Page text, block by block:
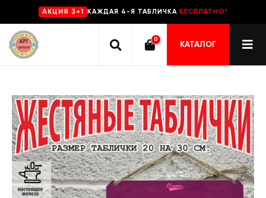
AKЦИЯ 3+1 КАЖДАЯ 4-Я ТАБЛИЧКА БЕСПЛАТНО!
0
КАТАЛОГ